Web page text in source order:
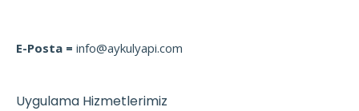
E-Posta = info@aykulyapi.com
Uygulama Hizmetlerimiz